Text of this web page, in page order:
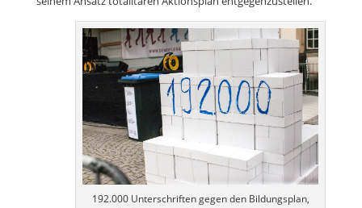
192.000 Unterschriften gegen den Bildungsplan,